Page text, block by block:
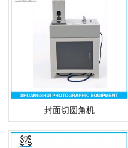
封面切圆角机